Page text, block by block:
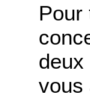
Pour
vous